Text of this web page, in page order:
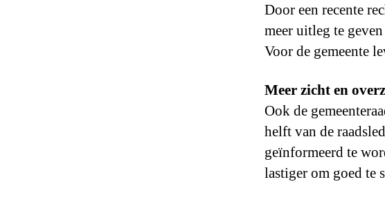
Door een recente
meer uitleg te
Voor de gemeente
Meer zicht en
Ook de
helft van de
geïnformeerd te
lastiger om goed te